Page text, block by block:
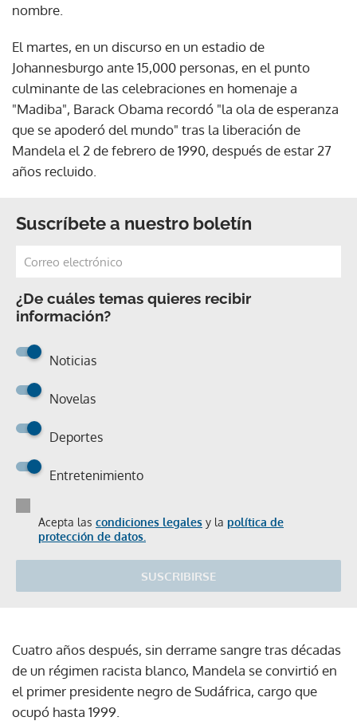
nombre.
El martes, en un discurso en un estadio de
Johannesburgo ante 15,000 personas, en el punto
culminante de las celebraciones en homenaje a
"Madiba", Barack Obama recordó "la ola de esperanza
que se apoderó del mundo" tras la liberación de
Mandela el 2 de febrero de 1990, después de estar 27
años recluido.
Suscríbete a nuestro boletín
¿De cuáles temas quieres recibir
información?
Noticias
Novelas
Deportes
Entretenimiento
Acepta las condiciones legales y la política de
protección de datos.
SUSCRIBIRSE
Cuatro años después, sin derrame sangre tras décadas
de un régimen racista blanco, Mandela se convirtió en
el primer presidente negro de Sudáfrica, cargo que
ocupó hasta 1999.